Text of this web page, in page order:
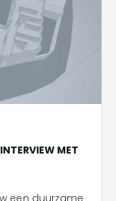
MET
een duurzame